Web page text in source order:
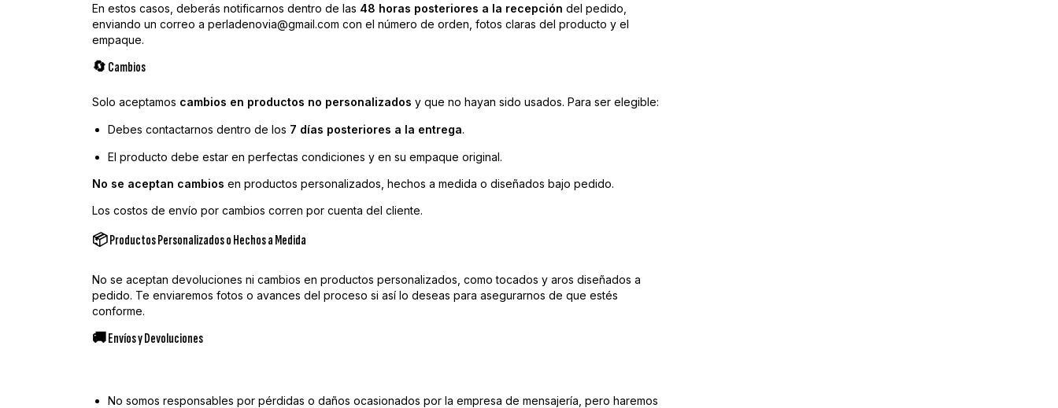
En estos casos, deberás notificarnos dentro de las 48 horas posteriores a la recepción del pedido,
enviando un correo a perladenovia@gmail.com con el número de orden, fotos claras del producto y el
empaque.
🔄 Cambios
Solo aceptamos cambios en productos no personalizados y que no hayan sido usados. Para ser elegible:
Debes contactarnos dentro de los 7 días posteriores a la entrega.
El producto debe estar en perfectas condiciones y en su empaque original.
No se aceptan cambios en productos personalizados, hechos a medida o diseñados bajo pedido.
Los costos de envío por cambios corren por cuenta del cliente.
📦 Productos Personalizados o Hechos a Medida
No se aceptan devoluciones ni cambios en productos personalizados, como tocados y aros diseñados a
pedido. Te enviaremos fotos o avances del proceso si así lo deseas para asegurarnos de que estés
conforme.
🚚 Envíos y Devoluciones
No somos responsables por pérdidas o daños ocasionados por la empresa de mensajería, pero haremos